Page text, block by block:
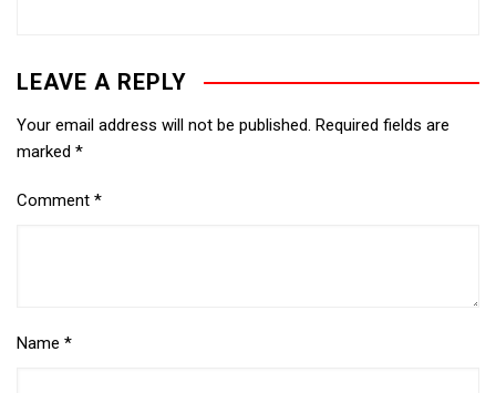
LEAVE A REPLY
Your email address will not be published. Required fields are
marked *
Comment *
Name *